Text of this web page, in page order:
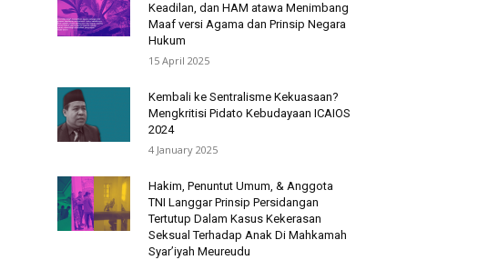
Keadilan, dan HAM atawa Menimbang
Maaf versi Agama dan Prinsip Negara
Hukum
15 April 2025
Kembali ke Sentralisme Kekuasaan?
Mengkritisi Pidato Kebudayaan ICAIOS
2024
4 January 2025
Hakim, Penuntut Umum, & Anggota
TNI Langgar Prinsip Persidangan
Tertutup Dalam Kasus Kekerasan
Seksual Terhadap Anak Di Mahkamah
Syar’iyah Meureudu